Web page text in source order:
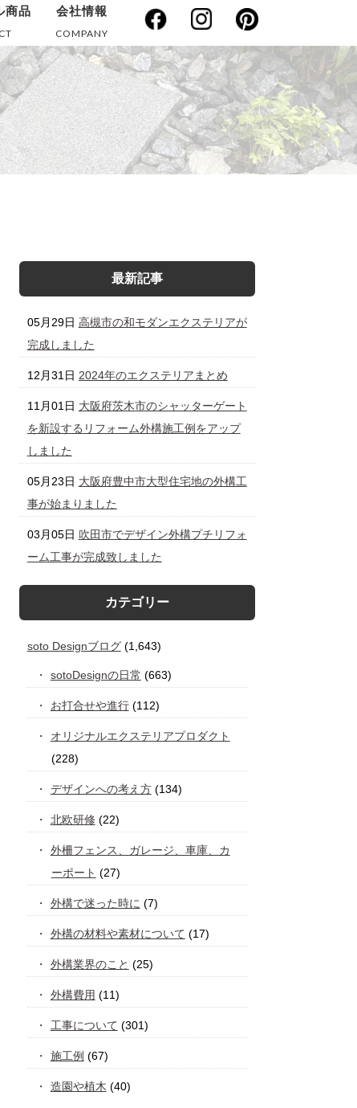
商品 会社情報
COMPANY
最新記事
05月29日 高槻市の和モダンエクステリアが
完成しました
12月31日 2024年のエクステリアまとめ
11月01日 大阪府茨木市のシャッターゲート
を新設するリフォーム外構施工例をアップ
しました
05月23日 大阪府豊中市大型住宅地の外構工
事が始まりました
03月05日 吹田市でデザイン外構プチリフォ
ーム工事が完成致しました
カテゴリー
soto Designブログ(1,643)
sotoDesignの日常 (663)
お打合せや進行(112)
オリジナルエクステリアプロダクト
(228)
デザインへの考え方(134)
北欧研修(22)
外柵フェンス、ガレージ、車庫、カ
ーポート (27)
外構で迷った時に (7)
外構の材料や素材について (17)
外構業界のこと (25)
外構費用 (11)
工事について (301)
施工例 (67)
造園や植木 (40)